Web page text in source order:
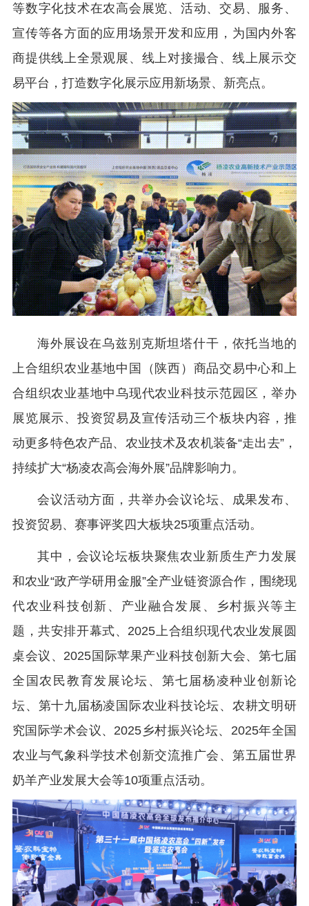
等数字化技术在农高会展览、活动、交易、服务、
宣传等各方面的应用场景开发和应用，为国内外客
商提供线上全景观展、线上对接撮合、线上展示交
易平台，打造数字化展示应用新场景、新亮点。
海外展设在乌兹别克斯坦塔什干，依托当地的
上合组织农业基地中国（陕西）商品交易中心和上
合组织农业基地中乌现代农业科技示范园区，举办
展览展示、投资贸易及宣传活动三个板块内容，推
动更多特色农产品、农业技术及农机装备“走出去”，
持续扩大“杨凌农高会海外展”品牌影响力。
会议活动方面，共举办会议论坛、成果发布、
投资贸易、赛事评奖四大板块25项重点活动。
其中，会议论坛板块聚焦农业新质生产力发展
和农业“政产学研用金服”全产业链资源合作，围绕现
代农业科技创新、产业融合发展、乡村振兴等主
题，共安排开幕式、2025上合组织现代农业发展圆
桌会议、2025国际苹果产业科技创新大会、第七届
全国农民教育发展论坛、第七届杨凌种业创新论
坛、第十九届杨凌国际农业科技论坛、农耕文明研
究国际学术会议、2025乡村振兴论坛、2025年全国
农业与气象科学技术创新交流推广会、第五届世界
奶羊产业发展大会等10项重点活动。